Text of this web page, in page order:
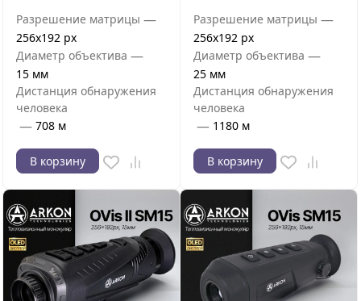
Разрешение матрицы —
256x192 px
Диаметр объектива —
15 мм
Дистанция обнаружения
человека
— 708 м
В корзину
Разрешение матрицы —
256x192 px
Диаметр объектива —
25 мм
Дистанция обнаружения
человека
— 1180 м
В корзину